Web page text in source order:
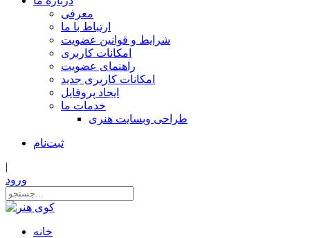
معرفی
ارتباط با ما
شرایط و قوانین عضویت
امکانات کاربری
راهنمای عضویت
امکانات کاربری جدید
ایجاد پروفایل
خدمات ما
طراحی وبسایت هنری
ثبت‌نام
|
ورود
خانه